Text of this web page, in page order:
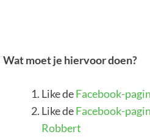
Wat moet je hiervoor doen?
Like deFacebook-
Like deFacebook-
Robbert